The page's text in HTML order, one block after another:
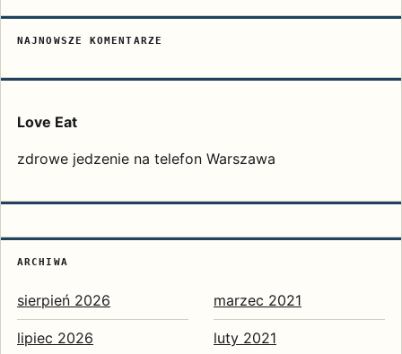
NAJNOWSZE KOMENTARZE
Love Eat
zdrowe jedzenie na telefon Warszawa
ARCHIWA
sierpień 2026
lipiec 2026
marzec 2021
luty 2021